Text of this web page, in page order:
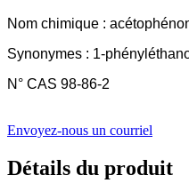
Nom chimique :
Synonymes : 1-
N° CAS 98-86-2
Envoyez-nous un courriel
Détails du produit